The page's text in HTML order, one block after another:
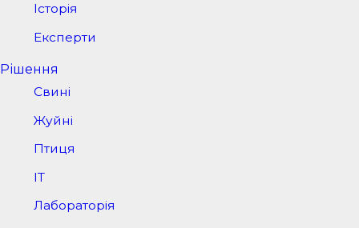
Історія
Експерти
Рішення
Свині
Жуйні
Птиця
IT
Лабораторія